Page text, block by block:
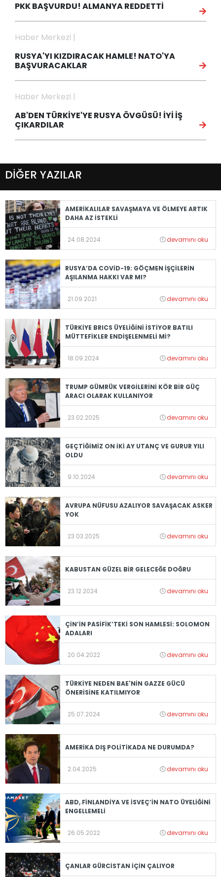
PKK BAŞVURDU! ALMANYA REDDETTİ
Haber Merkezi |
RUSYA'YI KIZDIRACAK HAMLE! NATO'YA
BAŞVURACAKLAR
Haber Merkezi |
AB'DEN TÜRKİYE'YE RUSYA ÖVGÜSÜ! İYİ İŞ
ÇIKARDILAR
DİĞER YAZILAR
AMERİKALILAR SAVAŞMAYA VE ÖLMEYE ARTIK
DAHA AZ İSTEKLİ
24.08.2024 devamını oku
RUSYA’DA COVİD-19: GÖÇMEN İŞÇİLERİN
AŞILANMA HAKKI VAR MI?
21.09.2021 devamını oku
TÜRKİYE BRICS ÜYELİĞİNİ İSTİYOR BATILI
MÜTTEFİKLER ENDİŞELENMELİ Mİ?
18.09.2024 devamını oku
TRUMP GÜMRÜK VERGİLERİNİ KÖR BİR GÜÇ
ARACI OLARAK KULLANIYOR
23.02.2025 devamını oku
GEÇTİĞİMİZ ON İKİ AY UTANÇ VE GURUR YILI
OLDU
9.10.2024 devamını oku
AVRUPA NÜFUSU AZALIYOR SAVAŞACAK ASKER
YOK
23.03.2025 devamını oku
KABUSTAN GÜZEL BİR GELECEĞE DOĞRU
23.12.2024 devamını oku
ÇİN’İN PASİFİK’TEKİ SON HAMLESİ: SOLOMON
ADALARI
20.04.2022 devamını oku
TÜRKİYE NEDEN BAE'NİN GAZZE GÜCÜ
ÖNERİSİNE KATILMIYOR
25.07.2024 devamını oku
AMERİKA DIŞ POLİTİKADA NE DURUMDA?
2.04.2025 devamını oku
ABD, FİNLANDİYA VE İSVEÇ’İN NATO ÜYELİĞİNİ
ENGELLEMELİ
26.05.2022 devamını oku
ÇANLAR GÜRCİSTAN İÇİN ÇALIYOR